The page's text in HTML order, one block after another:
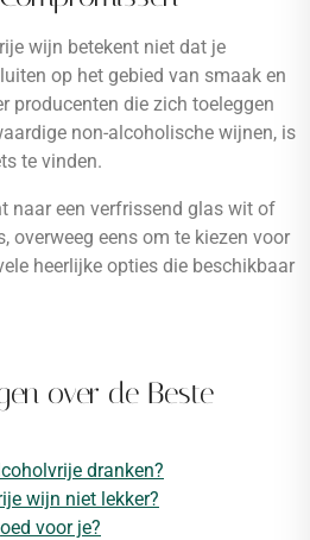
wijn betekent niet dat je
op het gebied van smaak en
producenten die zich toeleggen
non-alcoholische wijnen, is
te vinden.
naar een verfrissend glas wit of
overweeg eens om te kiezen voor
heerlijke opties die beschikbaar
over de Beste
dranken?
wijn niet lekker?
voor je?